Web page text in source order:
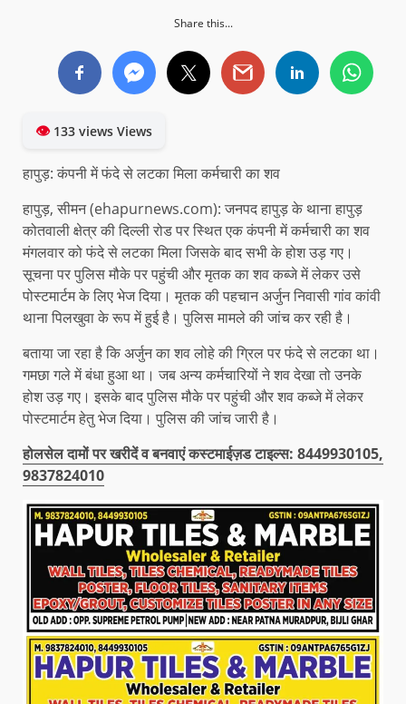
Share this...
👁133 views Views
हापुड़: कंपनी में फंदे से लटका मिला कर्मचारी का शव
हापुड़, सीमन (ehapurnews.com): जनपद हापुड़ के थाना हापुड़
कोतवाली क्षेत्र की दिल्ली रोड पर स्थित एक कंपनी में कर्मचारी का शव
मंगलवार को फंदे से लटका मिला जिसके बाद सभी के होश उड़ गए।
सूचना पर पुलिस मौके पर पहुंची और मृतक का शव कब्जे में लेकर उसे
पोस्टमार्टम के लिए भेज दिया। मृतक की पहचान अर्जुन निवासी गांव कांवी
थाना पिलखुवा के रूप में हुई है। पुलिस मामले की जांच कर रही है।
बताया जा रहा है कि अर्जुन का शव लोहे की ग्रिल पर फंदे से लटका था।
गमछा गले में बंधा हुआ था। जब अन्य कर्मचारियों ने शव देखा तो उनके
होश उड़ गए। इसके बाद पुलिस मौके पर पहुंची और शव कब्जे में लेकर
पोस्टमार्टम हेतु भेज दिया। पुलिस की जांच जारी है।
होलसेल दामों पर खरीदें व बनवाएं कस्टमाईज़ड टाइल्स: 8449930105,
9837824010